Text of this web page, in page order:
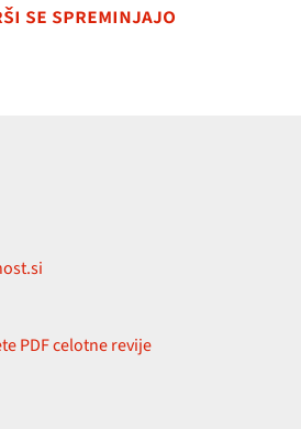
se spreminjajo
PDF celotne revije